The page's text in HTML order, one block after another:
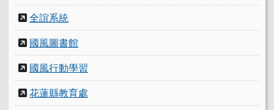
全誼系統
國風圖書館
國風行動學習
花蓮縣教育處